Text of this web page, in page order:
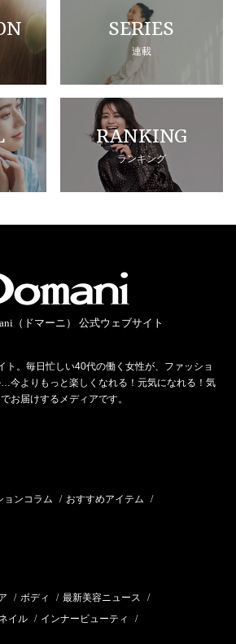
SERIES
連載
RANKING
ランキング
（ドマーニ） 公式ウェブサイト
ト。毎日忙しい40代の働く女性が、ファッショ
今よりもっと楽しくなれる！元気になれる！気
お届けするメディアです。
ョンコラム / おすすめアイテム /
/ ボディ / 最新美容ニュース /
ネイル / インナービューティ /